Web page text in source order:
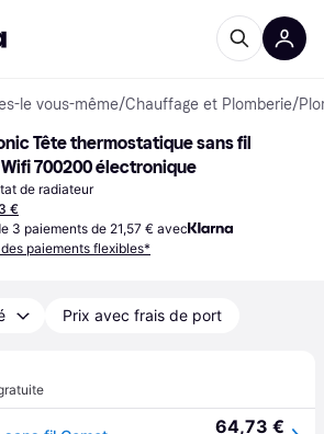
le vous-même/Chauffage et Plomberie/
Tête thermostatique sans fil
700200 électronique
de radiateur
€
3 paiements de 21,57 € avec
paiements flexibles*
Prix avec frais de port
64,73 €